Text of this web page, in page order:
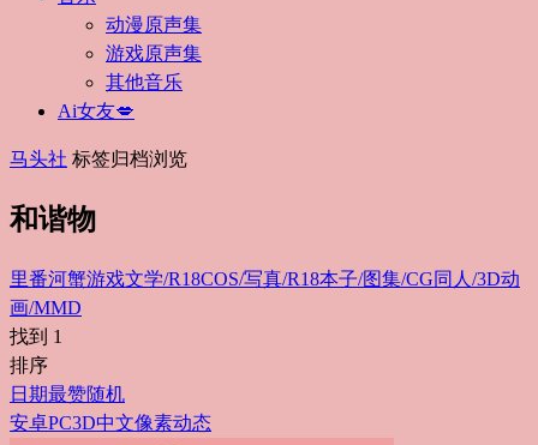
动漫原声集
游戏原声集
其他音乐
Ai女友💋
马头社 标签归档浏览
和谐物
里番河蟹游戏文学/R18COS/写真/R18本子/图集/CG同人/3D动
画/MMD
找到 1
排序
日期最赞随机
安卓PC3D中文像素动态